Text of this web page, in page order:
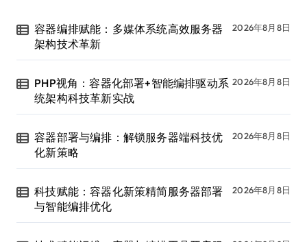
容器编排赋能：多媒体系统高效服务器
架构技术革新
2026年8月8日
PHP视角：容器化部署+智能编排驱动系
统架构科技革新实战
2026年8月8日
容器部署与编排：解锁服务器端科技优
化新策略
2026年8月8日
科技赋能：容器化新策精简服务器部署
与智能编排优化
2026年8月8日